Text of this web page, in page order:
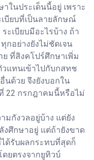
ในประเด็นนี้อยู่ เพราะ
บียบที่เป็นลายลักษณ์
เบียบมีอะไรบ้าง ถ้า
กอย่างยังไม่ชัดเจน
ที่สิงคโปร์ศึกษาเพิ่ม
แทนเข้าไปกับกสทช
นด้วย จึงยังบอกใน
22 กรกฎาคมนี้หรือไม่
กังวลอยู่บ้าง แต่ยัง
ศึกษาอยู่ แต่ถ้ายังขาด
ด้รับผลกระทบที่สุดก็
ดยตรงจากยูทิวบ์